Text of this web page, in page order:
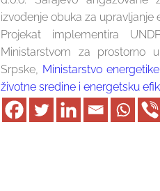
izvođenje obuka za upravljanje
Projekat implementira
Ministarstvom za prostorno
Srpske, Ministarstvo
životne sredine i energetsku